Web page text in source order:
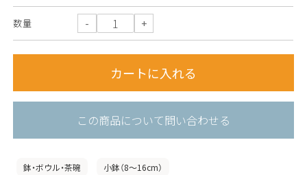
数量
この商品について問い合わせる
鉢・ボウル・茶碗 小鉢（8〜16cm）